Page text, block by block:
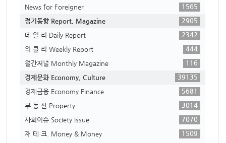
News for Foreigner
1565
정기동향 Report, Magazine
2905
데 일 리 Daily Report
2342
위 클 리 Weekly Report
444
월간저널 Monthly Magazine
116
경제문화 Economy, Culture
39135
경제금융 Economy Finance
5681
부 동 산 Property
3014
사회이슈 Society issue
7070
재 테 크. Money & Money
1509